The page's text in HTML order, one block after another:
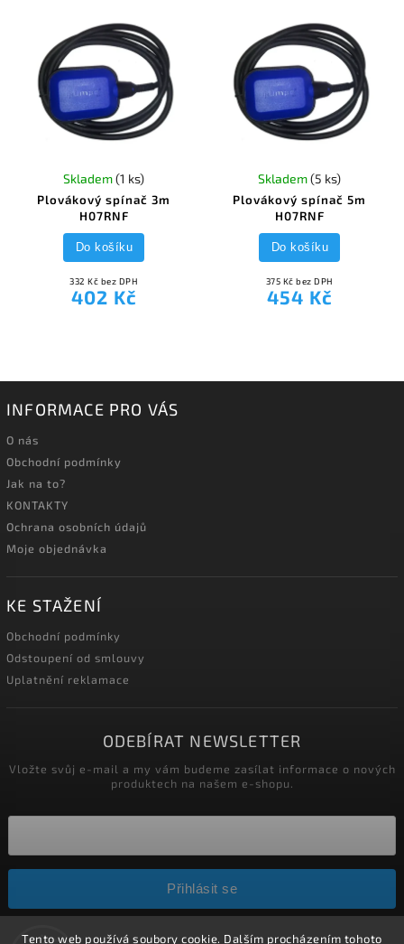
Tento web používá soubory cookie. Dalším procházením tohoto
Plovákový spínač 3m
H07RNF
Skladem(1 ks)
332 Kč bez DPH
402 Kč
Do košíku
Plovákový spínač 5m
H07RNF
Skladem(5 ks)
375 Kč bez DPH
454 Kč
Do košíku
INFORMACE PRO VÁS
O nás
Obchodní podmínky
Jak na to?
KONTAKTY
Ochrana osobních údajů
Moje objednávka
KE STAŽENÍ
Obchodní podmínky
Odstoupení od smlouvy
Uplatnění reklamace
ODEBÍRAT NEWSLETTER
Vložte svůj e-mail a my vám budeme zasílat informace o nových
produktech na našem e-shopu.
Přihlásit se